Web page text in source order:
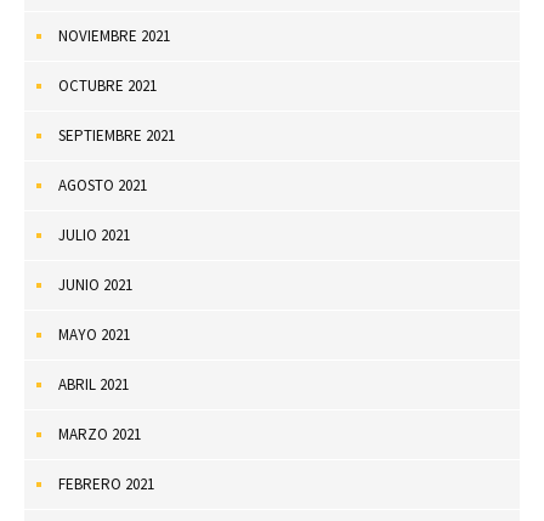
NOVIEMBRE 2021
OCTUBRE 2021
SEPTIEMBRE 2021
AGOSTO 2021
JULIO 2021
JUNIO 2021
MAYO 2021
ABRIL 2021
MARZO 2021
FEBRERO 2021